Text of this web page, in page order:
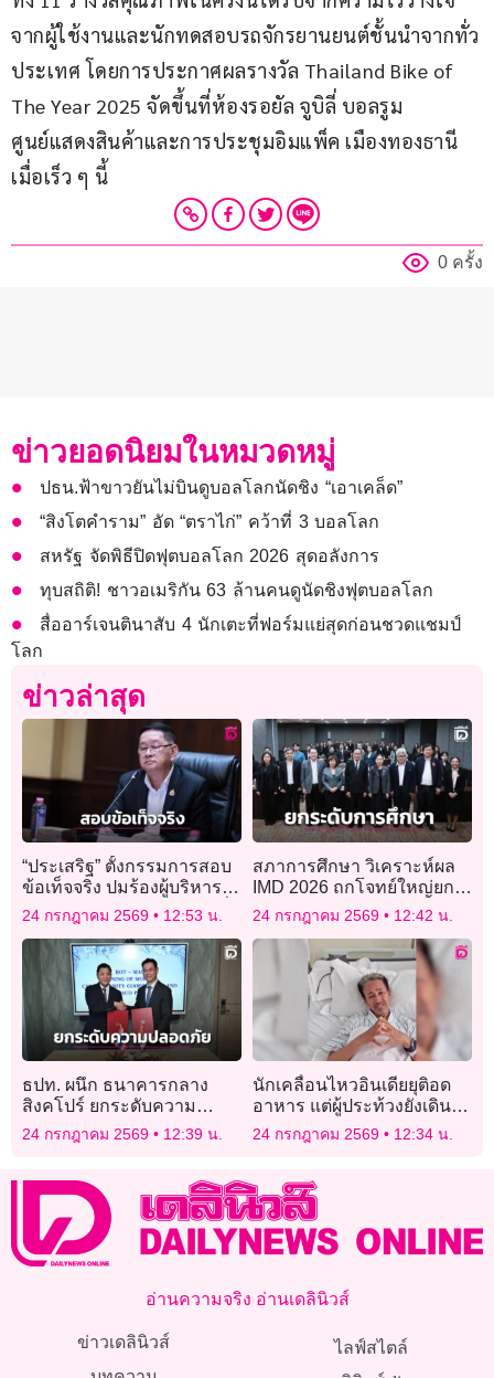
จากผู้ใช้งานและนักทดสอบรถจักรยานยนต์ชั้นนำจากทั่ว
ประเทศ โดยการประกาศผลรางวัล Thailand Bike of
The Year 2025 จัดขึ้นที่ห้องรอยัล จูบิลี่ บอลรูม
ศูนย์แสดงสินค้าและการประชุมอิมแพ็ค เมืองทองธานี
เมื่อเร็ว ๆ นี้
0 ครั้ง
ข่าวยอดนิยมในหมวดหมู่
ปธน.ฟ้าขาวยันไม่บินดูบอลโลกนัดชิง “เอาเคล็ด”
“สิงโตคำราม” อัด “ตราไก่” คว้าที่ 3 บอลโลก
สหรัฐ จัดพิธีปิดฟุตบอลโลก 2026 สุดอลังการ
ทุบสถิติ! ชาวอเมริกัน 63 ล้านคนดูนัดชิงฟุตบอลโลก
สื่ออาร์เจนตินาสับ 4 นักเตะที่ฟอร์มแย่สุดก่อนชวดแชมป์
โลก
ข่าวล่าสุด
“ประเสริฐ” ตั้งกรรมการสอบ
ข้อเท็จจริง ปมร้องผู้บริหาร
คุรุสภา ปมร้องละเว้นหน้าที่-
ทำรัฐเสียหาย
24 กรกฎาคม 2569 12:53 น.
สภาการศึกษา วิเคราะห์ผล
IMD 2026 ถกโจทย์ใหญ่ยก
ระดับการศึกษา เร่งพัฒนาทุน
มนุษย์รองรับอนาคต
24 กรกฎาคม 2569 12:42 น.
ธปท. ผนึก ธนาคารกลาง
สิงคโปร์ ยกระดับความ
ปลอดภัยทางไซเบอร์
24 กรกฎาคม 2569 12:39 น.
นักเคลื่อนไหวอินเดียยุติอด
อาหาร แต่ผู้ประท้วงยังเดิน
หน้าขับไล่รัฐมนตรี
24 กรกฎาคม 2569 12:34 น.
อ่านความจริง อ่านเดลินิวส์
ข่าวเดลินิวส์
ไลฟ์สไตล์